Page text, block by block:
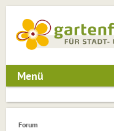
Menü
Forum